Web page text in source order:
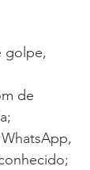
golpe,
de